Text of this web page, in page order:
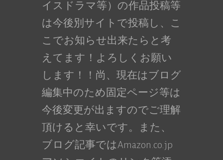
イスドラマ等）の作品投稿等
は今後別サイトで投稿し、こ
こでお知らせ出来たらと考
えてます！よろしくお願い
します！！尚、現在はブログ
編集中のため固定ページ等は
今後変更が出ますのでご理解
頂けると幸いです。また、
ブログ記事ではAmazon.co.jp